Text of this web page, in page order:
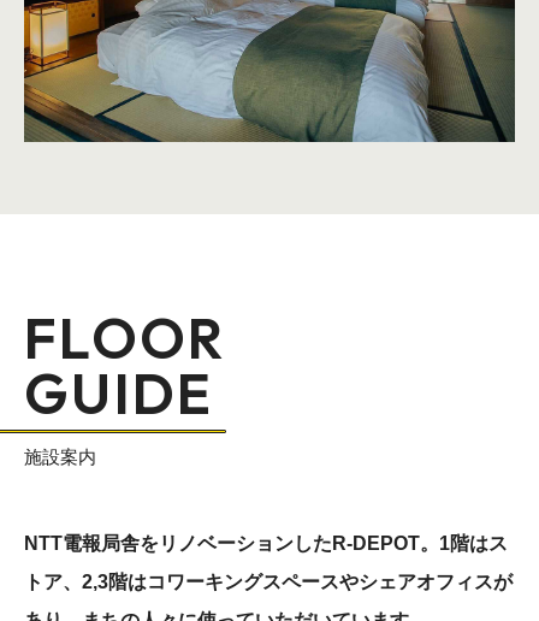
FLOOR
GUIDE
施設案内
NTT電報局舎をリノベーションしたR-DEPOT。1階はス
トア、2,3階はコワーキングスペースやシェアオフィスが